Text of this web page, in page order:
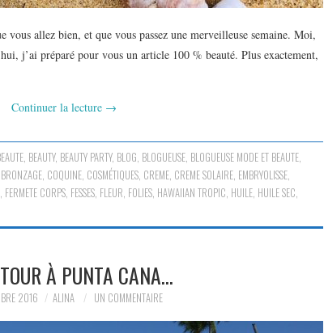
vous allez bien, et que vous passez une merveilleuse semaine. Moi,
j’ai préparé pour vous un article 100 % beauté. Plus exactement,
Continuer la lecture →
BEAUTY, BEAUTY PARTY, BLOG BLOGUEUSE BLOGUEUSE MODE ET BEAUTE
BRONZAGE COQUINE COSMÉTIQUES CREME CREME SOLAIRE EMBRYOLISSE
FERMETE CORPS FESSES FLEUR FOLIES HAWAIIAN TROPIC HUILE HUILE SEC
À PUNTA CANA…
2016 ALINA UN COMMENTAIRE